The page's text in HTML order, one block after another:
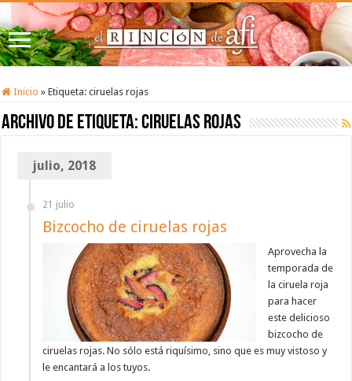
Inicio » Etiqueta:ciruelas rojas
Archivo de etiqueta:ciruelas rojas
julio, 2018
21 julio
Bizcocho de ciruelas rojas
Aprovecha la
temporada de
la ciruela roja
para hacer
este delicioso
bizcocho de
ciruelas rojas. No sólo está riquísimo, sino que es muy vistoso y
le encantará a los tuyos.